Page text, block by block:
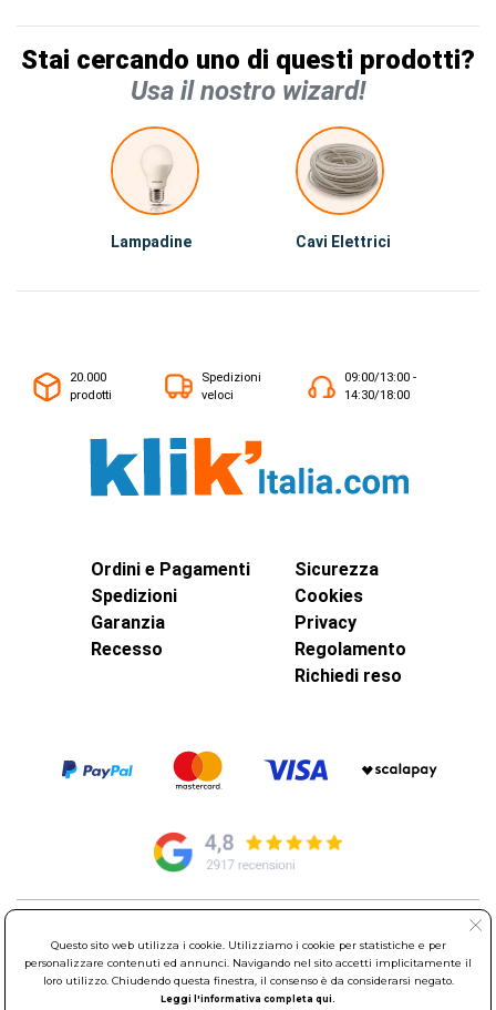
Stai cercando uno di questi prodotti?
Usa il nostro wizard!
Lampadine Cavi Elettrici
20.000
prodotti
Spedizioni
veloci
09:00/13:00 -
14:30/18:00
Ordini e Pagamenti
Spedizioni
Garanzia
Recesso
Sicurezza
Cookies
Privacy
Regolamento
Richiedi reso
00015 Monterotondo Scalo (RM)
Partita Iva: 01586761007 - Codice Fiscale: 06634500588 Capitale
Sociale 1.600.000,00 Euro i.v. Iscritto al Registro delle Imprese di
Questo sito web utilizza i cookie. Utilizziamo i cookie per statistiche e per
personalizzare contenuti ed annunci. Navigando nel sito accetti implicitamente il
loro utilizzo. Chiudendo questa finestra, il consenso è da considerarsi negato.
Leggi l'informativa completa qui.